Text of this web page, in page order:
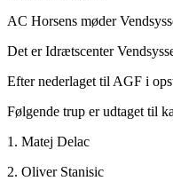
AC Horsens møder
Det er Idrætscenter
Efter nederlaget til AGF i
Følgende trup er udtaget til
1. Matej Delac
2. Oliver Stanisic